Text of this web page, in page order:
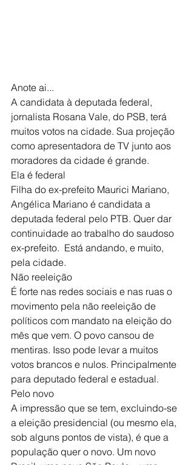
Anote ai...
A candidata à deputada federal,
jornalista Rosana Vale, do PSB, terá
muitos votos na cidade. Sua projeção
como apresentadora de TV junto aos
moradores da cidade é grande.
Ela é federal
Filha do ex-prefeito Maurici Mariano,
Angélica Mariano é candidata a
deputada federal pelo PTB. Quer dar
continuidade ao trabalho do saudoso
ex-prefeito.  Está andando, e muito,
pela cidade.
Não reeleição
É forte nas redes sociais e nas ruas o
movimento pela não reeleição de
políticos com mandato na eleição do
mês que vem. O povo cansou de
mentiras. Isso pode levar a muitos
votos brancos e nulos. Principalmente
para deputado federal e estadual.
Pelo novo
A impressão que se tem, excluindo-se
a eleição presidencial (ou mesmo ela,
sob alguns pontos de vista), é que a
população quer o novo. Um novo